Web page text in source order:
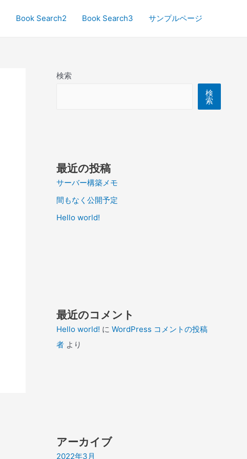
Book Search2 Book Search3 サンプルページ
検索
検
索
最近の投稿
サーバー構築メモ
間もなく公開予定
Hello world!
最近のコメント
Hello world! に WordPress コメントの投稿
者 より
アーカイブ
2022年3月